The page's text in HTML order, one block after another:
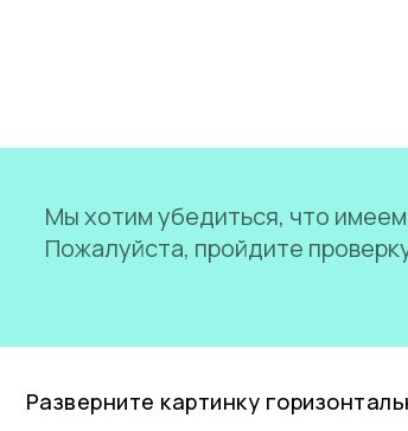
Мы хотим убедиться, что
Пожалуйста, пройдите
Разверните картинку